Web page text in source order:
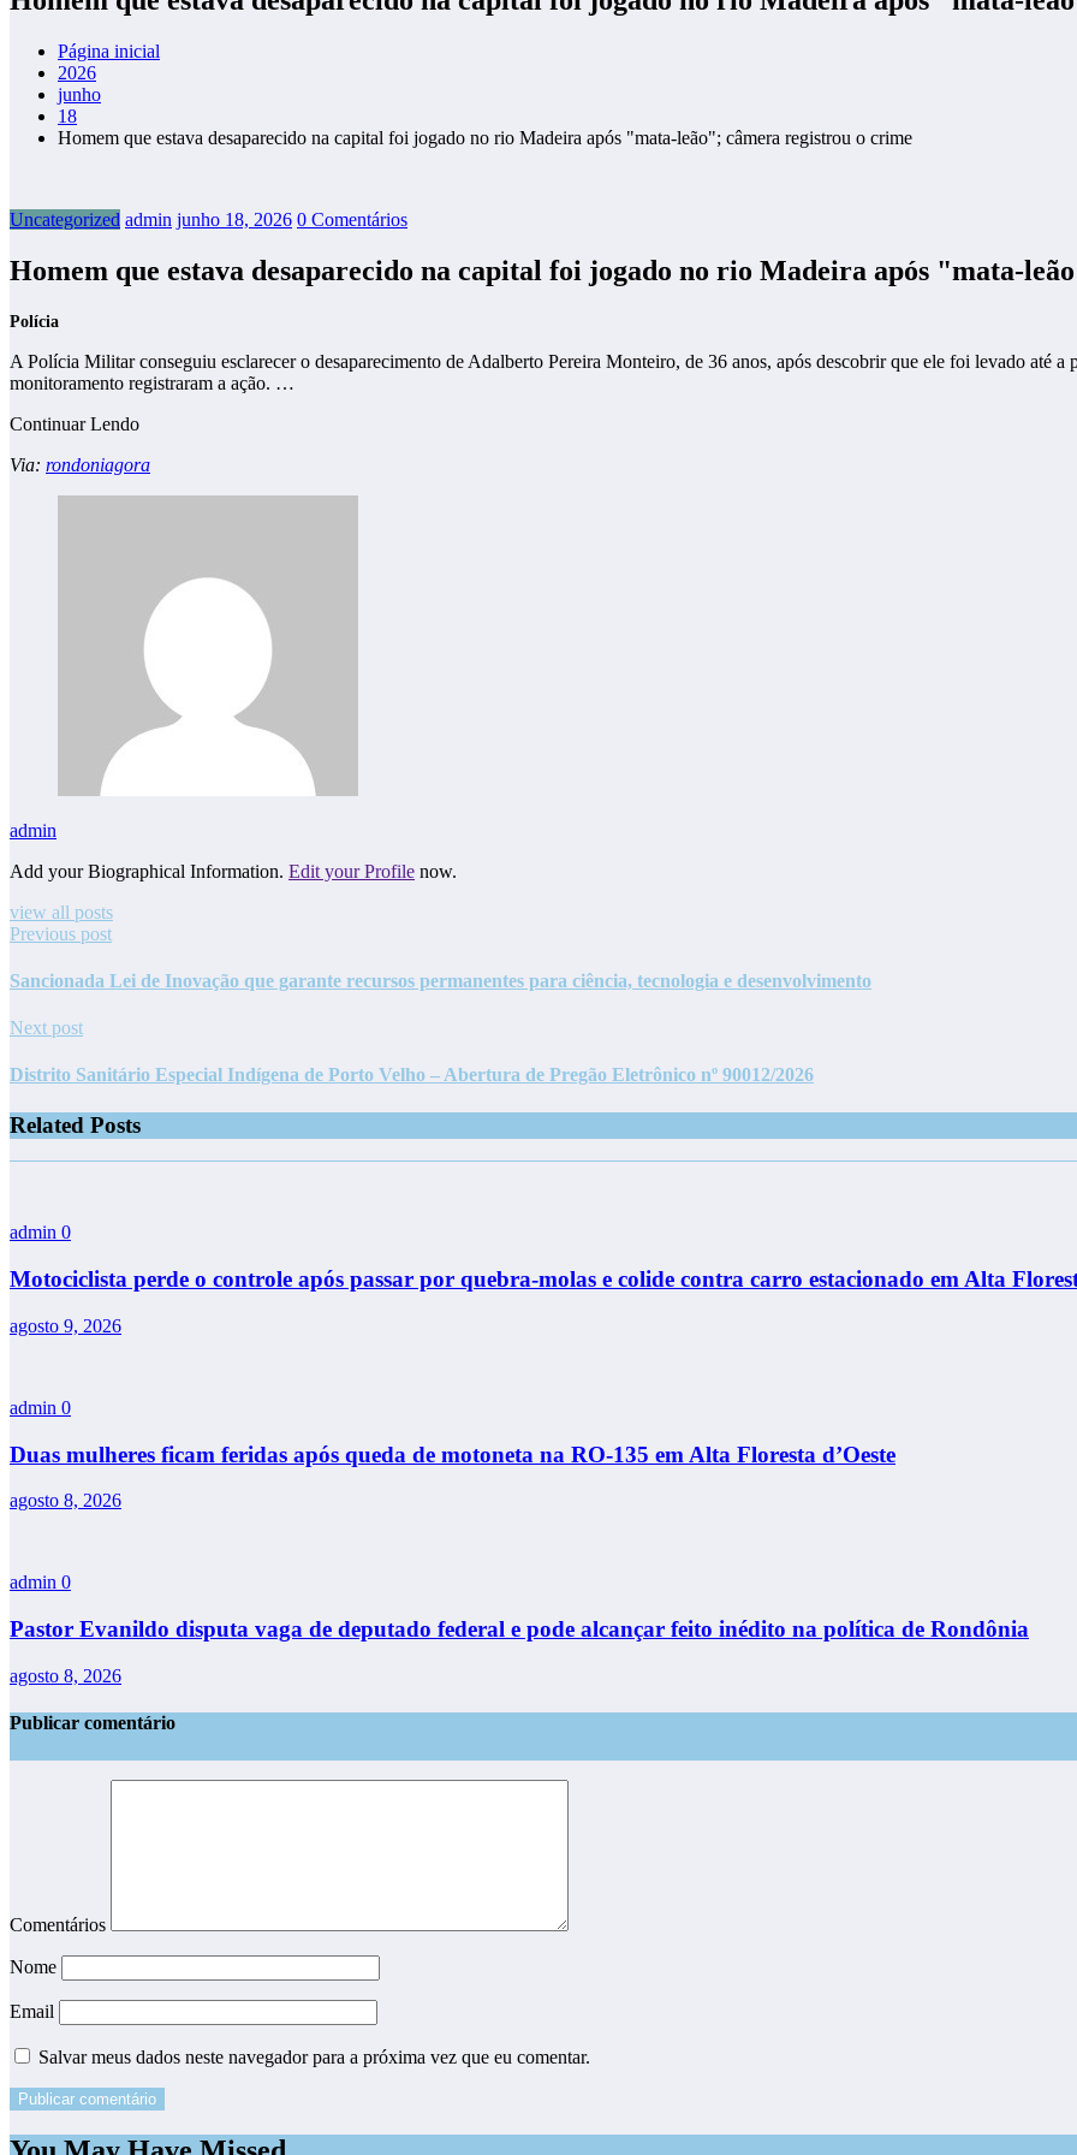
Página inicial
2026
junho
18
Homem que estava desaparecido na capital foi jogado no rio Madeira após "mata-leão"; câmera registrou o crime
Uncategorized admin junho 18, 2026 0 Comentários
Homem que estava desaparecido na capital foi jogado no rio Madeira após "mata-
Polícia
A Polícia Militar conseguiu esclarecer o desaparecimento de Adalberto Pereira Monteiro, de 36 anos, após descobrir que ele foi levado até
monitoramento registraram a ação. …
Continuar Lendo
Via: rondoniagora
admin
Add your Biographical Information. Edit your Profile now.
view all posts
Previous post
Sancionada Lei de Inovação que garante recursos permanentes para ciência, tecnologia e desenvolvimento
Next post
Distrito Sanitário Especial Indígena de Porto Velho – Abertura de Pregão Eletrônico nº 90012/2026
Related Posts
admin 0
Motociclista perde o controle após passar por quebra-molas e colide contra carro estacionado em Alta
agosto 9, 2026
admin 0
Duas mulheres ficam feridas após queda de motoneta na RO-135 em Alta Floresta d’Oeste
agosto 8, 2026
admin 0
Pastor Evanildo disputa vaga de deputado federal e pode alcançar feito inédito na política de Rondônia
agosto 8, 2026
Publicar comentário
Comentários
Nome
Email
Salvar meus dados neste navegador para a próxima vez que eu comentar.